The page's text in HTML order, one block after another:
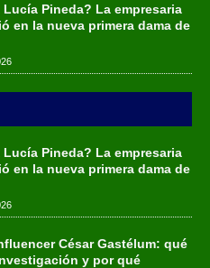
Lucía Pineda? La empresaria
en la nueva primera dama de
Lucía Pineda? La empresaria
en la nueva primera dama de
César Gastélum: qué
y por qué